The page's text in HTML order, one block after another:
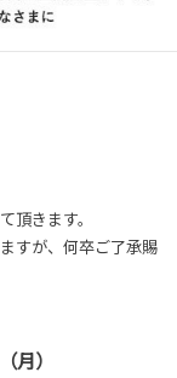
頂きます。
すが、何卒ご了承賜
月）